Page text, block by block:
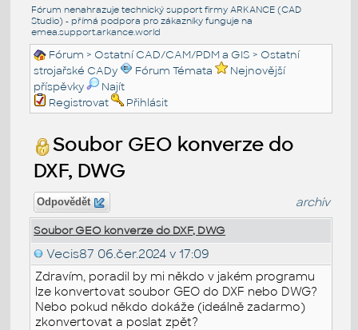
Fórum nenahrazuje technický support firmy ARKANCE (CAD
Studio) - přímá podpora pro zákazníky funguje na
emea.support.arkance.world
Fórum > Ostatní CAD/CAM/PDM a GIS > Ostatní
strojařské CADy
Fórum Témata
Nejnovější
příspěvky
Najít
Registrovat
Přihlásit
Soubor GEO konverze do
DXF, DWG
Odpovědět archiv
Soubor GEO konverze do DXF, DWG
Vecis87 06.čer.2024 v 17:09
Zdravím, poradil by mi někdo v jakém programu
lze konvertovat soubor GEO do DXF nebo DWG?
Nebo pokud někdo dokáže (ideálně zadarmo)
zkonvertovat a poslat zpět?